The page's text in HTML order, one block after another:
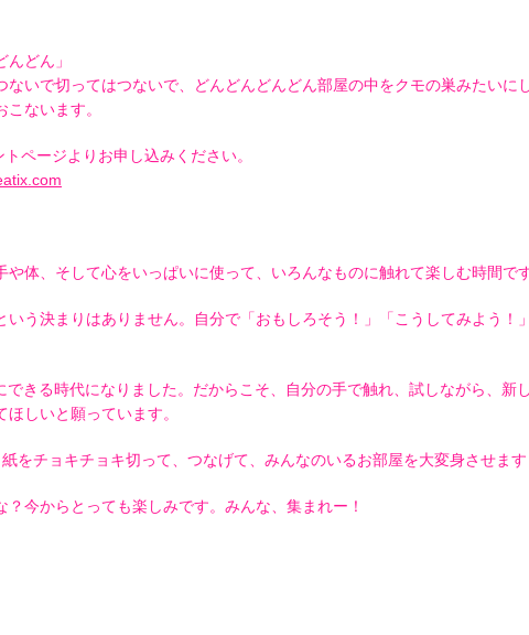
どん」
ないで切ってはつないで、どんどんどんどん部屋の中をクモの巣みたいに
ないます。
トページよりお申し込みください。
や体、そして心をいっぱいに使って、いろんなものに触れて楽しむ時間です
いう決まりはありません。自分で「おもしろそう！」「こうしてみよう！
できる時代になりました。だからこそ、自分の手で触れ、試しながら、新
しいと願っています。
をチョキチョキ切って、つなげて、みんなのいるお部屋を大変身させます
？今からとっても楽しみです。みんな、集まれー！